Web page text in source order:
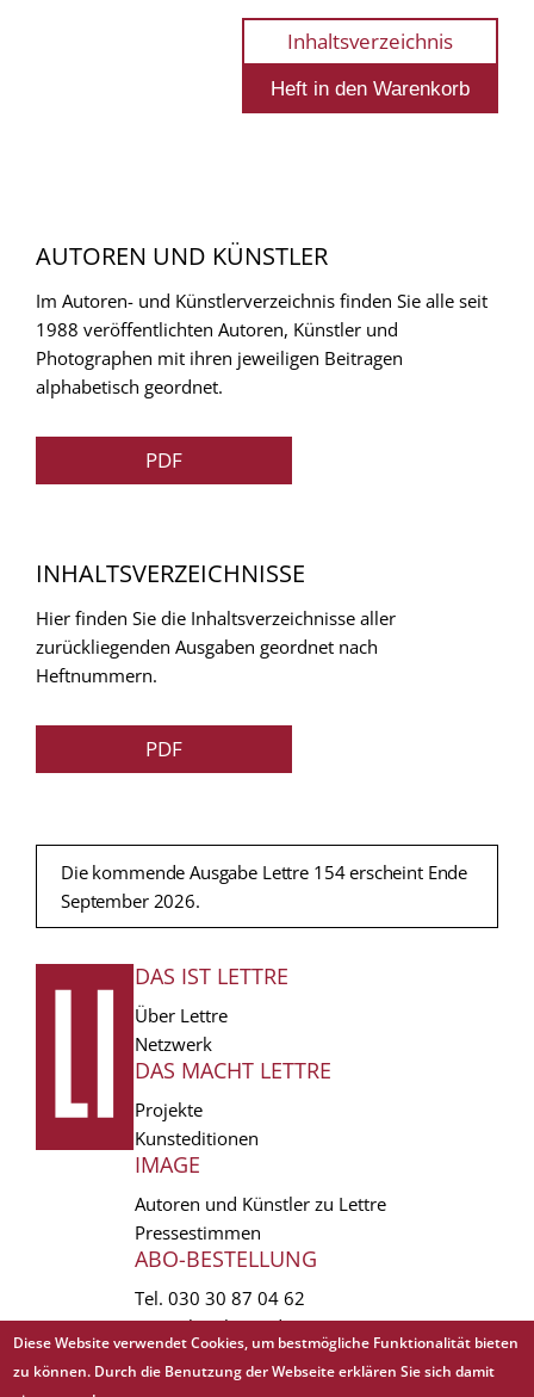
Inhaltsverzeichnis
AUTOREN UND KÜNSTLER
Im Autoren- und Künstlerverzeichnis finden Sie alle seit
1988 veröffentlichten Autoren, Künstler und
Photographen mit ihren jeweiligen Beitragen
alphabetisch geordnet.
PDF
INHALTSVERZEICHNISSE
Hier finden Sie die Inhaltsverzeichnisse aller
zurückliegenden Ausgaben geordnet nach
Heftnummern.
PDF
Die kommende Ausgabe Lettre 154 erscheint Ende
September 2026.
FUSSZEILE
DAS IST LETTRE
Über Lettre
Netzwerk
DAS MACHT LETTRE
Projekte
Kunsteditionen
IMAGE
Autoren und Künstler zu Lettre
Pressestimmen
ABO-BESTELLUNG
Tel. 030 30 87 04 62
vertrieb(at)lettre.de
Diese Website verwendet Cookies, um bestmögliche Funktionalität bieten
zu können. Durch die Benutzung der Webseite erklären Sie sich damit